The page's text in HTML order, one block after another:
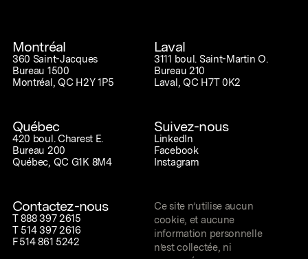
Montréal
360 Saint-Jacques
Bureau 1500
Montréal, QC H2Y 1P5
Laval
3111 boul. Saint-Martin O.
Bureau 210
Laval, QC H7T 0K2
Québec
420 boul. Charest E.
Bureau 200
Québec, QC G1K 8M4
Suivez-nous
LinkedIn
Facebook
Instagram
Contactez-nous
T888 397 2615
T 514 397 2616
F514 861 5242
Ce site n’utilise aucun
cookie, et aucune
information personnelle
n’est collectée, ni